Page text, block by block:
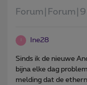
Forum|Forum|9
Ine28
Sinds ik de nieuwe
bijna elke dag
melding dat de